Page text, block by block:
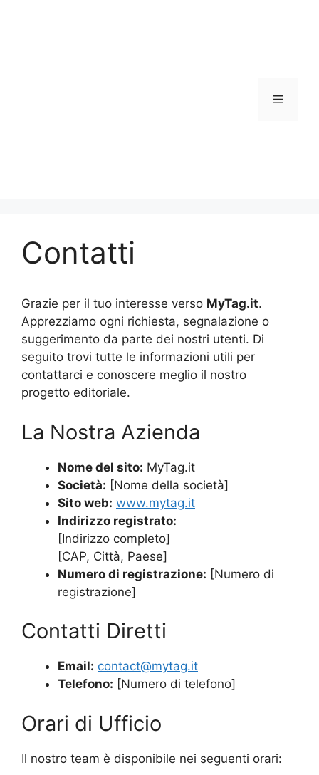
Menu
Contatti
Grazie per il tuo interesse verso MyTag.it.
Apprezziamo ogni richiesta, segnalazione o
suggerimento da parte dei nostri utenti. Di
seguito trovi tutte le informazioni utili per
contattarci e conoscere meglio il nostro
progetto editoriale.
La Nostra Azienda
Nome del sito: MyTag.it
Società: [Nome della società]
Sito web: www.mytag.it
Indirizzo registrato:
[Indirizzo completo]
[CAP, Città, Paese]
Numero di registrazione: [Numero di
registrazione]
Contatti Diretti
Email: contact@mytag.it
Telefono: [Numero di telefono]
Orari di Ufficio
Il nostro team è disponibile nei seguenti orari: